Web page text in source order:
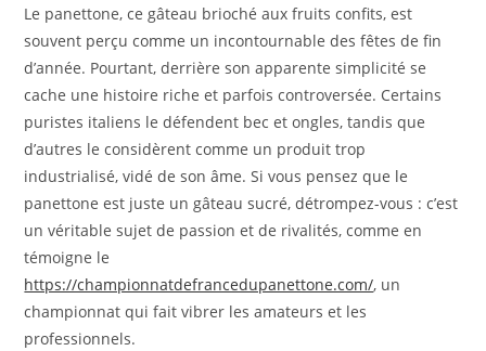
Le panettone, ce gâteau brioché aux fruits confits, est
souvent perçu comme un incontournable des fêtes de fin
d’année. Pourtant, derrière son apparente simplicité se
cache une histoire riche et parfois controversée. Certains
puristes italiens le défendent bec et ongles, tandis que
d’autres le considèrent comme un produit trop
industrialisé, vidé de son âme. Si vous pensez que le
panettone est juste un gâteau sucré, détrompez-vous : c’est
un véritable sujet de passion et de rivalités, comme en
témoigne le
https://championnatdefrancedupanettone.com/, un
championnat qui fait vibrer les amateurs et les
professionnels.